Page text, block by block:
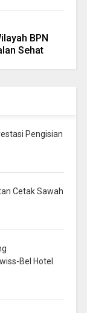
BPN
Sehat
Pengisian
Cetak Sawah
Bel Hotel